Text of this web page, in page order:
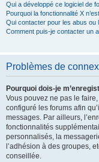
Qui a développé ce logiciel de
Pourquoi la fonctionnalité X
Qui contacter pour les abus ou
Comment puis-je contacter un
Problèmes de
Pourquoi dois-je
Vous pouvez ne pas le
configuré les forums afin
messages. Par ailleurs,
fonctionnalités
personnalisés, la
l’adhésion à des groupes,
conseillée.